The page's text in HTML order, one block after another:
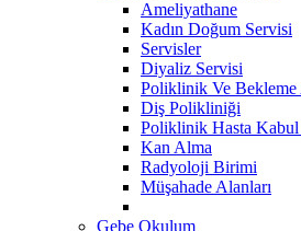
Ameliyathane
Kadın Doğum Servisi
Servisler
Diyaliz Servisi
Poliklinik Ve Bekleme
Diş Polikliniği
Poliklinik Hasta Kabul
Kan Alma
Radyoloji Birimi
Müşahade Alanları
Gebe Okulum